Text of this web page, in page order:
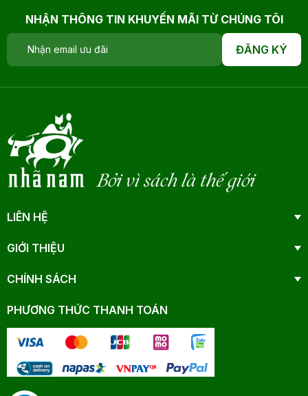
NHẬN THÔNG TIN KHUYẾN MÃI TỪ CHÚNG TÔI
ĐĂNG KÝ
Bởi vì sách là thế giới
LIÊN HỆ
GIỚI THIỆU
CHÍNH SÁCH
PHƯƠNG THỨC THANH TOÁN